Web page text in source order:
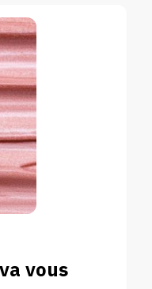
vous